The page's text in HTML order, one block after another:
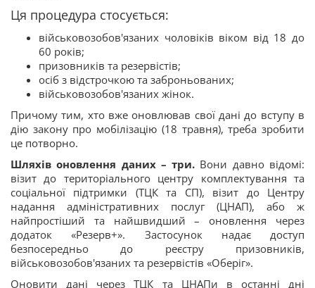
Ця процедура стосується:
військовозобов'язаних чоловіків віком від 18 до
60 років;
призовників та резервістів;
осіб з відстрочкою та заброньованих;
військовозобов'язаних жінок.
Причому тим, хто вже оновлював свої дані до вступу в
дію закону про мобілізацію (18 травня), треба зробити
це потворно.
Шляхів оновлення даних – три. Вони давно відомі:
візит до територіального центру комплектування та
соціальної підтримки (ТЦК та СП), візит до Центру
надання адміністративних послуг (ЦНАП), або ж
найпростіший та найшвидший – оновлення через
додаток «Резерв+». Застосунок надає доступ
безпосередньо до реєстру призовників,
військовозобов'язаних та резервістів «Оберіг».
Оновити дані через ТЦК та ЦНАПи в останні дні